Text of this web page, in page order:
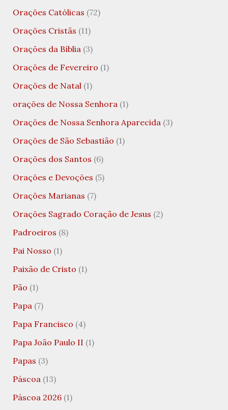
Orações Católicas (72)
Orações Cristãs (11)
Orações da Bíblia(3)
Orações de Fevereiro (1)
Orações de Natal(1)
orações de Nossa Senhora(1)
Orações de Nossa Senhora Aparecida(3)
Orações de São Sebastião (1)
Orações dos Santos (6)
Orações e Devoções (5)
Orações Marianas (7)
Orações Sagrado Coração de Jesus (2)
Padroeiros (8)
Pai Nosso (1)
Paixão de Cristo (1)
Pão (1)
Papa(7)
Papa Francisco (4)
Papa João Paulo II (1)
Papas (3)
Páscoa(13)
Páscoa 2026(1)